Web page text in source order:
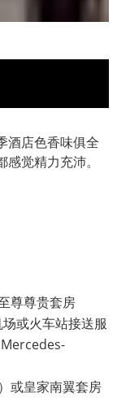
酒店色香味俱全
觉精力充沛。
尊尊贵套房
或火车站接送服
或皇家南翼套房